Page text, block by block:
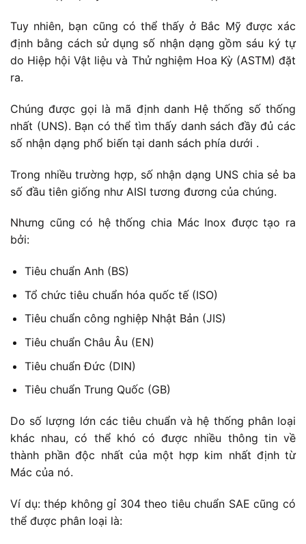
Tuy nhiên, bạn cũng có thể thấy ở Bắc Mỹ được xác
định bằng cách sử dụng số nhận dạng gồm sáu ký tự
do Hiệp hội Vật liệu và Thử nghiệm Hoa Kỳ (ASTM) đặt
ra.
Chúng được gọi là mã định danh Hệ thống số thống
nhất (UNS). Bạn có thể tìm thấy danh sách đầy đủ các
số nhận dạng phổ biến tại danh sách phía dưới .
Trong nhiều trường hợp, số nhận dạng UNS chia sẻ ba
số đầu tiên giống như AISI tương đương của chúng.
Nhưng cũng có hệ thống chia Mác Inox được tạo ra
bởi:
Tiêu chuẩn Anh (BS)
Tổ chức tiêu chuẩn hóa quốc tế (ISO)
Tiêu chuẩn công nghiệp Nhật Bản (JIS)
Tiêu chuẩn Châu Âu (EN)
Tiêu chuẩn Đức (DIN)
Tiêu chuẩn Trung Quốc (GB)
Do số lượng lớn các tiêu chuẩn và hệ thống phân loại
khác nhau, có thể khó có được nhiều thông tin về
thành phần độc nhất của một hợp kim nhất định từ
Mác của nó.
Ví dụ: thép không gỉ 304 theo tiêu chuẩn SAE cũng có
thể được phân loại là: